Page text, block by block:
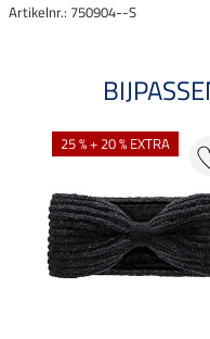
Artikelnr.: 750904--S
25 % + 20 % EXTRA